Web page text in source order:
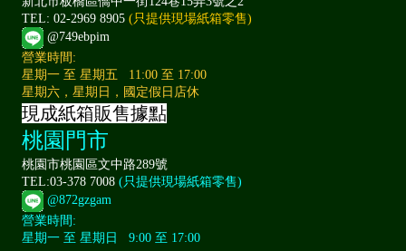
TEL: 02-2969 8905 (只提供現場紙箱零售)
@749ebpim
營業時間:
星期一 至 星期五 11:00 至 17:00
星期六，星期日，國定假日店休
現成紙箱販售據點
桃園門市
桃園市桃園區文中路289號
TEL:03-378 7008 (只提供現場紙箱零售)
@872gzgam
營業時間:
星期一 至 星期日 9:00 至 17:00